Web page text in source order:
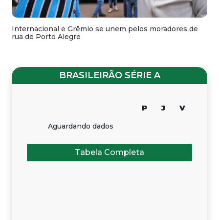
Internacional e Grêmio se unem pelos moradores de
rua de Porto Alegre
BRASILEIRÃO SÉRIE A
P J V
Aguardando dados
Tabela Completa